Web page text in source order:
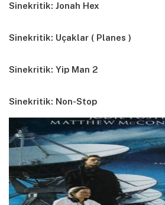
Sinekritik: Jonah Hex
Sinekritik: Uçaklar ( Planes )
Sinekritik: Yip Man 2
Sinekritik: Non-Stop